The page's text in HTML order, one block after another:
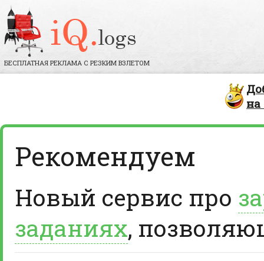
БЕСПЛАТНАЯ РЕКЛАМА С РЕЗКИМ ВЗЛЕТОМ
на
Рекомендуем
Новый сервис про
заданиях,